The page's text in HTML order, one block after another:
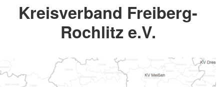
Kreisverband Freiberg-
Rochlitz e.V.